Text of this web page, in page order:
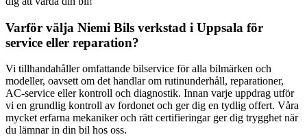
Varför välja Niemi Bils verkstad i Uppsala för
service eller reparation?
Vi tillhandahåller omfattande bilservice för alla bilmärken och
modeller, oavsett om det handlar om rutinunderhåll, reparationer,
AC-service eller kontroll och diagnostik. Innan varje uppdrag utför
vi en grundlig kontroll av fordonet och ger dig en tydlig offert. Våra
mycket erfarna mekaniker och rätt certifieringar ger dig trygghet när
du lämnar in din bil hos oss.